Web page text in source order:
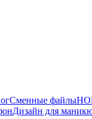
Сменные файлы
Дизайн для